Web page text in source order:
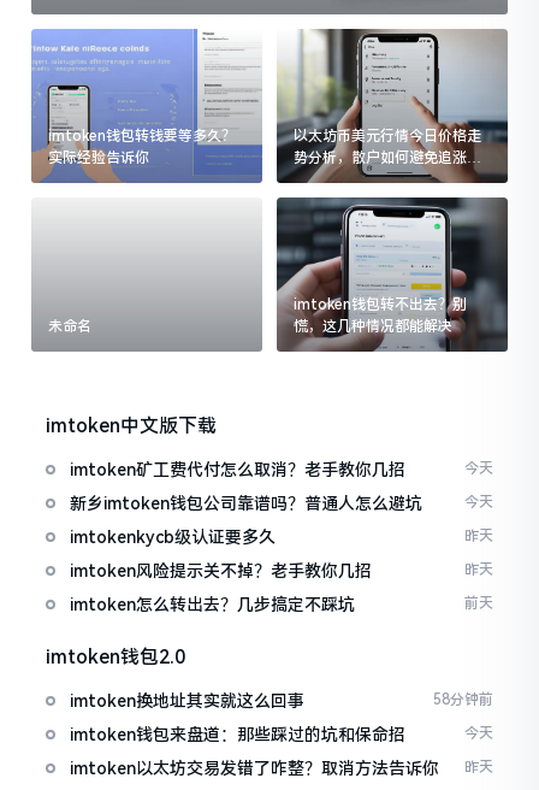
imtoken钱包转钱要等多久？
实际经验告诉你
以太坊币美元行情今日价格走
势分析，散户如何避免追涨杀
跌被套牢
未命名
imtoken钱包转不出去？别
慌，这几种情况都能解决
imtoken中文版下载
imtoken矿工费代付怎么取消？老手教你几招 今天
新乡imtoken钱包公司靠谱吗？普通人怎么避坑 今天
imtokenkycb级认证要多久 昨天
imtoken风险提示关不掉？老手教你几招 昨天
imtoken怎么转出去？几步搞定不踩坑 前天
imtoken钱包2.0
imtoken换地址其实就这么回事 58分钟前
imtoken钱包来盘道：那些踩过的坑和保命招 今天
imtoken以太坊交易发错了咋整？取消方法告诉你 昨天